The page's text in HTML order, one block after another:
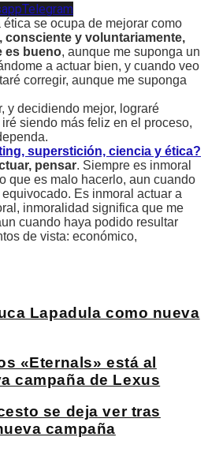
Telegram
se ocupa de mejorar como
consciente y voluntariamente,
es bueno, aunque me suponga un
a actuar bien, y cuando veo
corregir, aunque me suponga
y decidiendo mejor, lograré
siendo más feliz en el proceso,
superstición, ciencia y ética?
pensar. Siempre es inmoral
que es malo hacerlo, aun cuando
Es inmoral actuar a
inmoralidad significa que me
cuando haya podido resultar
de vista: económico,
Lapadula como nueva
«Eternals» está al
campaña de Lexus
se deja ver tras
campaña